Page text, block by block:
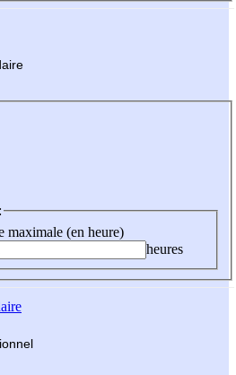
maximale (en heure)
heures